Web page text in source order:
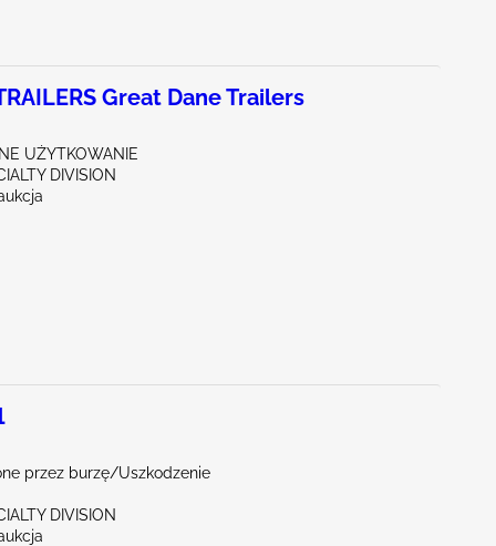
Great Dane Trailers
UŻYTKOWANIE
DIVISION
przez burzę/Uszkodzenie
DIVISION